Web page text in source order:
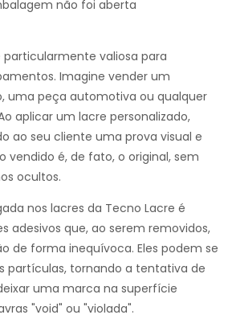
não foi aberta
valiosa para
Imagine vender um
uma peça automotiva ou qualquer
aplicar um lacre personalizado,
ao seu cliente uma prova visual e
vendido é, de fato, o original, sem
ocultos.
nos lacres da Tecno Lacre é
adesivos que, ao serem removidos,
de forma inequívoca. Eles podem se
partículas, tornando a tentativa de
uma marca na superfície
"void" ou "violada".